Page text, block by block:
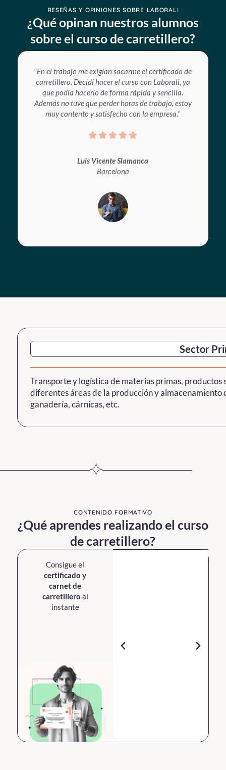
RESEÑAS Y OPINIONES SOBRE LABORALI
¿Qué opinan nuestros alumnos
sobre el curso de carretillero?
"En el trabajo me exigían sacarme el certificado de
carretillero. Decidí hacer el curso con Laborali, ya
que podía hacerlo de forma rápida y sencilla.
Además no tuve que perder horas de trabajo, estoy
muy contento y satisfecho con la empresa."
Luis Vicente Slamanca
Barcelona
Sector
Transporte y logística de materias primas,
diferentes áreas de la producción y
ganadería, cárnicas, etc.
CONTENIDO FORMATIVO
¿Qué aprendes realizando el curso
de carretillero?
Consigue el
certificado y
carnet de
carretillero al
instante